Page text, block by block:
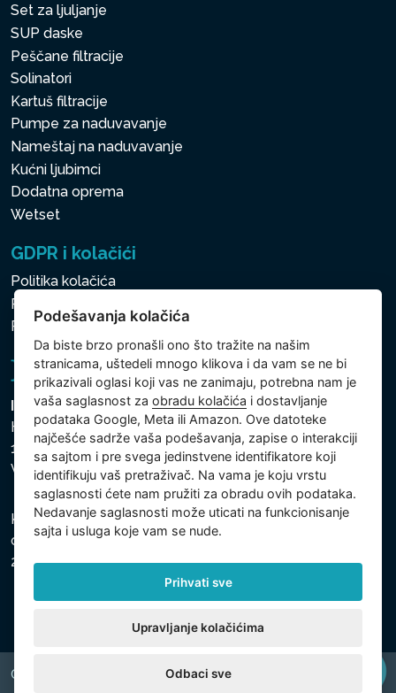
Set za ljuljanje
SUP daske
Peščane filtracije
Solinatori
Kartuš filtracije
Pumpe za naduvavanje
Nameštaj na naduvavanje
Kućni ljubimci
Dodatna oprema
Wetset
GDPR i kolačići
Politika kolačića
Politika zaštite ličnih i drugih obrađivanih podataka
Politika kolačića
Intex Trading, s.r.o.
Hradecká 2526/3
130 00 Praha 3
Vinohrady - Česká republika
Kompanija je registrovana u Opštinskom sudu u Pragu,
odeljak C, uložak 74759, Identifikacioni broj kompanije:
26150808, Poreski identifikacioni broj: CZ26150808.
Copyright © 2026 INTEX TRADING s.r.o. All rights reserved.
Podešavanja kolačića
Da biste brzo pronašli ono što tražite na našim
stranicama, uštedeli mnogo klikova i da vam se ne bi
prikazivali oglasi koji vas ne zanimaju, potrebna nam je
vaša saglasnost zaobradu kolačića i dostavljanje
podataka Google, Meta ili Amazon. Ove datoteke
najčešće sadrže vaša podešavanja, zapise o interakciji
sa sajtom i pre svega jedinstvene identifikatore koji
identifikuju vaš pretraživač. Na vama je koju vrstu
saglasnosti ćete nam pružiti za obradu ovih podataka.
Nedavanje saglasnosti može uticati na funkcionisanje
sajta i usluga koje vam se nude.
Prihvati sve
Upravljanje kolačićima
Odbaci sve